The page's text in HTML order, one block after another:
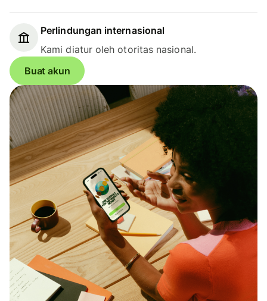
Perlindungan internasional
Kami diatur oleh otoritas nasional.
Buat akun